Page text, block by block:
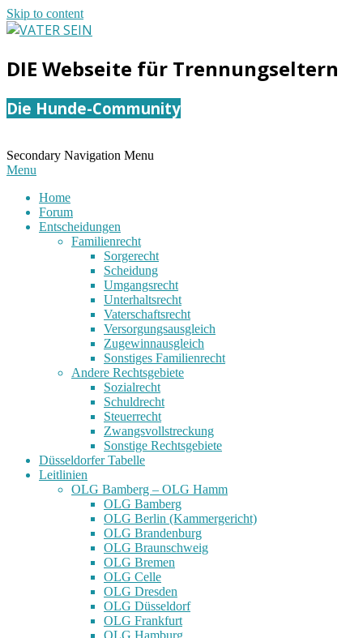
Skip to content
SEIN
DIE Webseite für Trennungseltern
Die Hunde-Community
Secondary Navigation Menu
Menu
Home
Forum
Entscheidungen
Familienrecht
Sorgerecht
Scheidung
Umgangsrecht
Unterhaltsrecht
Vaterschaftsrecht
Versorgungsausgleich
Zugewinnausgleich
Sonstiges Familienrecht
Andere Rechtsgebiete
Sozialrecht
Schuldrecht
Steuerrecht
Zwangsvollstreckung
Sonstige Rechtsgebiete
Düsseldorfer Tabelle
Leitlinien
OLG Bamberg – OLG Hamm
OLG Bamberg
OLG Berlin (Kammergericht)
OLG Brandenburg
OLG Braunschweig
OLG Bremen
OLG Celle
OLG Dresden
OLG Düsseldorf
OLG Frankfurt
OLG Hamburg